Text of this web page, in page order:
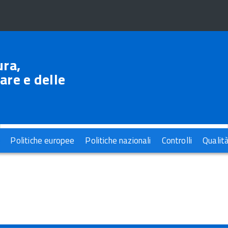
e delle
Politiche europee Politiche nazionali Controlli